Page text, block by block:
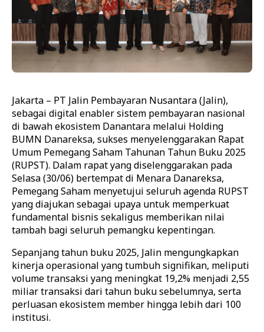
Jakarta – PT Jalin Pembayaran Nusantara (Jalin),
sebagai digital enabler sistem pembayaran nasional
di bawah ekosistem Danantara melalui Holding
BUMN Danareksa, sukses menyelenggarakan Rapat
Umum Pemegang Saham Tahunan Tahun Buku 2025
(RUPST). Dalam rapat yang diselenggarakan pada
Selasa (30/06) bertempat di Menara Danareksa,
Pemegang Saham menyetujui seluruh agenda RUPST
yang diajukan sebagai upaya untuk memperkuat
fundamental bisnis sekaligus memberikan nilai
tambah bagi seluruh pemangku kepentingan.
Sepanjang tahun buku 2025, Jalin mengungkapkan
kinerja operasional yang tumbuh signifikan, meliputi
volume transaksi yang meningkat 19,2% menjadi 2,55
miliar transaksi dari tahun buku sebelumnya, serta
perluasan ekosistem member hingga lebih dari 100
institusi.